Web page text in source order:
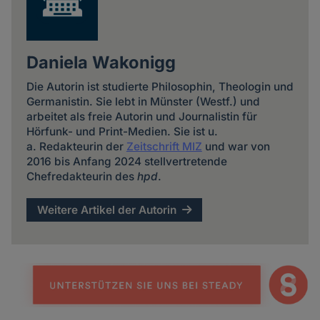
Daniela Wakonigg
Die Autorin ist studierte Philosophin, Theologin und
Germanistin. Sie lebt in Münster (Westf.) und
arbeitet als freie Autorin und Journalistin für
Hörfunk- und Print-Medien. Sie ist u.
a. Redakteurin der Zeitschrift MIZ und war von
2016 bis Anfang 2024 stellvertretende
Chefredakteurin des hpd.
Weitere Artikel der Autorin